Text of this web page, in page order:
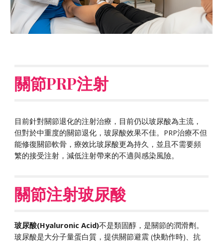
關節PRP注射
目前針對關節退化的注射治療，目前仍以玻尿酸為主流，
但對於中重度的關節退化，玻尿酸效果不佳。PRP治療不但
能修復關節軟骨，療效比玻尿酸更為持久，並且不需要頻
繁的接受注射，減低注射帶來的不適與感染風險。
關節注射玻尿酸
玻尿酸(Hyaluronic Acid)不是類固醇，是關節的潤滑劑。
玻尿酸是大分子量蛋白質，提供關節避震 (快動作時)、抗